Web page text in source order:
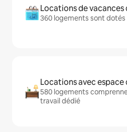
Locations de
360 logements sont
Locations avec
580 logements
travail dédié